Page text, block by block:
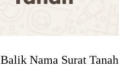
Nama Surat Tanah